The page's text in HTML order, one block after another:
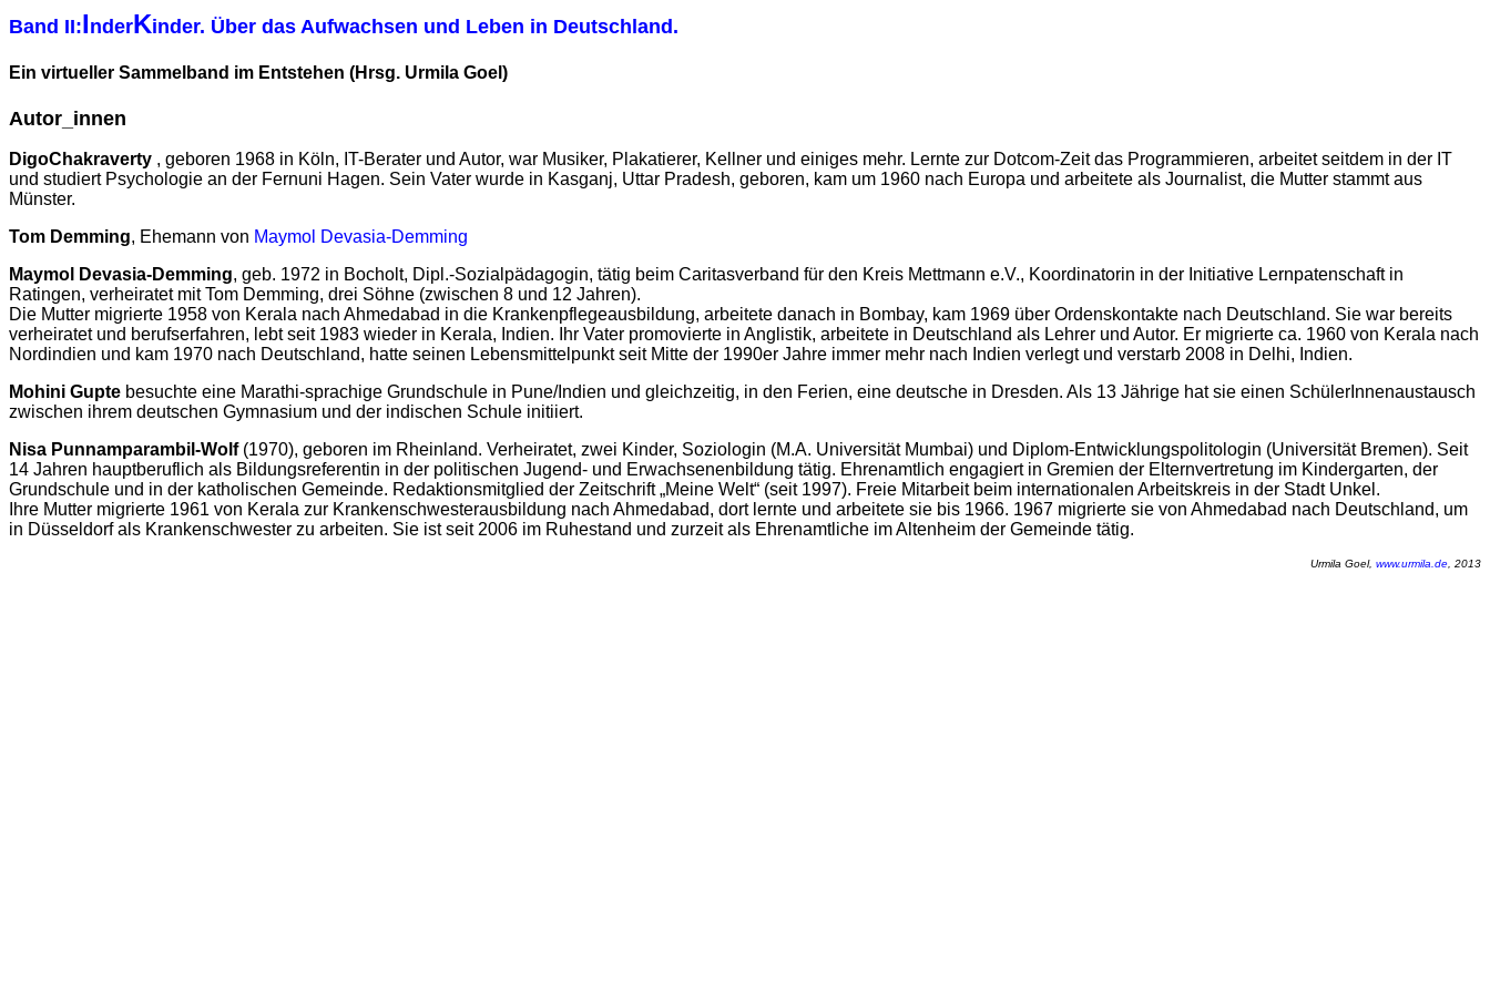
Band II:InderKinder. Über das Aufwachsen und Leben in Deutschland.
Ein virtueller Sammelband im Entstehen (Hrsg. Urmila Goel)
Autor_innen
DigoChakraverty , geboren 1968 in Köln, IT-Berater und Autor, war Musiker, Plakatierer, Kellner und einiges mehr. Lernte zur Dotcom-Zeit das Programmieren, arbeitet seitdem in der IT
und studiert Psychologie an der Fernuni Hagen. Sein Vater wurde in Kasganj, Uttar Pradesh, geboren, kam um 1960 nach Europa und arbeitete als Journalist, die Mutter stammt aus
Münster.
Tom Demming, Ehemann von Maymol Devasia-Demming
Maymol
Devasia-Demming, geb. 1972 in Bocholt, Dipl.-Sozialpädagogin, tätig beim Caritasverband für den Kreis Mettmann e.V., Koordinatorin in der Initiative Lernpatenschaft in
Ratingen, verheiratet mit Tom Demming, drei Söhne (zwischen 8 und 12 Jahren).
Die Mutter migrierte 1958 von Kerala nach Ahmedabad in die Krankenpflegeausbildung, arbeitete danach in Bombay, kam 1969 über Ordenskontakte nach Deutschland. Sie war bereits
verheiratet und berufserfahren, lebt seit 1983 wieder in Kerala, Indien. Ihr Vater promovierte in Anglistik, arbeitete in Deutschland als Lehrer und Autor. Er migrierte ca. 1960 von Kerala nach
Nordindien und kam 1970 nach Deutschland, hatte seinen Lebensmittelpunkt seit Mitte der 1990er Jahre immer mehr nach Indien verlegt und verstarb 2008 in Delhi, Indien.
Mohini Gupte besuchte eine Marathi-sprachige Grundschule in Pune/Indien und gleichzeitig, in den Ferien, eine deutsche in Dresden. Als 13 Jährige hat sie einen SchülerInnenaustausch
zwischen ihrem deutschen Gymnasium und der indischen Schule initiiert.
Nisa Punnamparambil-Wolf(1970), geboren im Rheinland. Verheiratet, zwei Kinder, Soziologin (M.A. Universität Mumbai) und Diplom-Entwicklungspolitologin (Universität Bremen). Seit
14 Jahren hauptberuflich als Bildungsreferentin in der politischen Jugend- und Erwachsenenbildung tätig. Ehrenamtlich engagiert in Gremien der Elternvertretung im Kindergarten, der
Grundschule und in der katholischen Gemeinde. Redaktionsmitglied der Zeitschrift „Meine Welt“ (seit 1997). Freie Mitarbeit beim internationalen Arbeitskreis in der Stadt Unkel.
Ihre Mutter migrierte 1961 von Kerala zur Krankenschwesterausbildung nach Ahmedabad, dort lernte und arbeitete sie bis 1966. 1967 migrierte sie von Ahmedabad nach Deutschland, um
in Düsseldorf als Krankenschwester zu arbeiten. Sie ist seit 2006 im Ruhestand und zurzeit als Ehrenamtliche im Altenheim der Gemeinde tätig.
Urmila Goel, www.urmila.de , 2013